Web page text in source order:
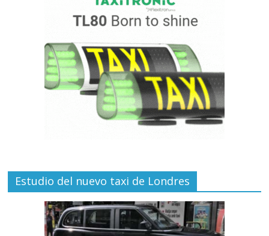
Estudio del nuevo taxi de Londres